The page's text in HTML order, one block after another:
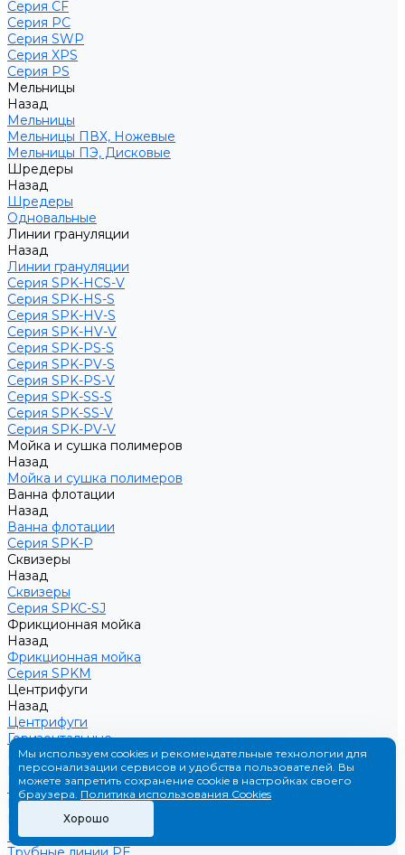
Серия CF
Серия PC
Серия SWP
Серия XPS
Серия PS
Мельницы
Назад
Мельницы
Мельницы ПВХ, Ножевые
Мельницы ПЭ, Дисковые
Шредеры
Назад
Шредеры
Одновальные
Линии грануляции
Назад
Линии грануляции
Серия SPK-HCS-V
Серия SPK-HS-S
Серия SPK-HV-S
Серия SPK-HV-V
Серия SPK-PS-S
Серия SPK-PV-S
Серия SPK-PS-V
Серия SPK-SS-S
Серия SPK-SS-V
Серия SPK-PV-V
Мойка и сушка полимеров
Назад
Мойка и сушка полимеров
Ванна флотации
Назад
Ванна флотации
Серия SPK-P
Сквизеры
Назад
Сквизеры
Серия SPKC-SJ
Фрикционная мойка
Назад
Фрикционная мойка
Серия SPKM
Центрифуги
Назад
Центрифуги
Горизонтальные
Производственные линии
Назад
Производственные линии
Производство труб
Назад
Производство труб
Мы используем cookies и рекомендательные технологии для
персонализации сервисов и удобства пользователей. Вы
можете запретить сохранение cookie в настройках своего
браузера. Политика использования Cookies
Хорошо